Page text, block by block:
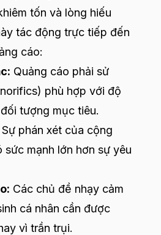
tốn và lòng hiếu
tác động trực tiếp đến
cáo:
Quảng cáo phải sử
phù hợp với độ
tượng mục tiêu.
Sự phán xét của cộng
mạnh lớn hơn sự yêu
Các chủ đề nhạy cảm
cá nhân cần được
vì trần trụi.